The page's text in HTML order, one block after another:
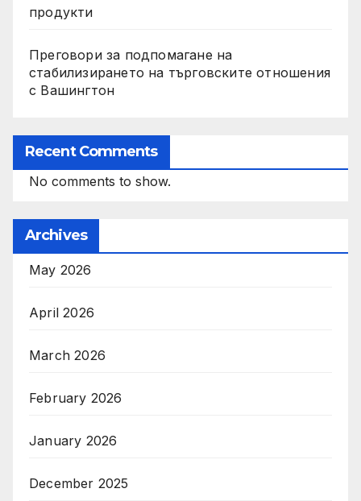
продукти
Преговори за подпомагане на
стабилизирането на търговските отношения
с Вашингтон
Recent Comments
No comments to show.
Archives
May 2026
April 2026
March 2026
February 2026
January 2026
December 2025